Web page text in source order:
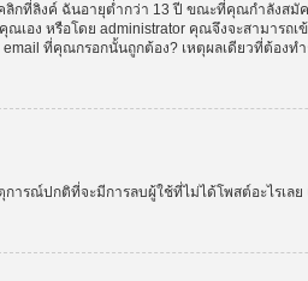
กที่ลิงค์ ฉันอายุต่ำกว่า 13 ปี ขณะที่คุณกำลังส
ง หรือโดย administrator คุณจึงจะสามารถ
ที่คุณกรอกนั้นถูกต้อง? เหตุผลเดียวที่ต้องท
รณ์ปกติที่จะมีการลบผู้ใช้ที่ไม่ได้โพสต์อะไรเ